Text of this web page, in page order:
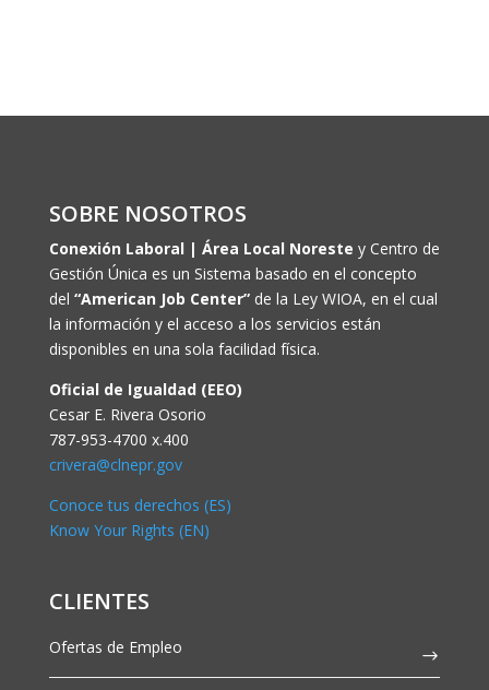
SOBRE NOSOTROS
Conexión Laboral | Área Local Noreste y Centro de
Gestión Única es un Sistema basado en el concepto
del “American Job Center”de la Ley WIOA, en el cual
la información y el acceso a los servicios están
disponibles en una sola facilidad física.
Oficial de Igualdad (EEO)
Cesar E. Rivera Osorio
787-953-4700 x.400
crivera@clnepr.gov
Conoce tus derechos (ES)
Know Your Rights (EN)
CLIENTES
Ofertas de Empleo